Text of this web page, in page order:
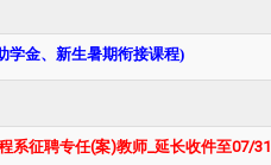
学金、新生暑期衔接课程)
系征聘专任(案)教师_延长收件至07/31